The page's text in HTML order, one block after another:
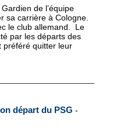
de l’équipe
sa carrière à Cologne.
le club allemand. Le
par les départs des
préféré quitter leur
départ du PSG -